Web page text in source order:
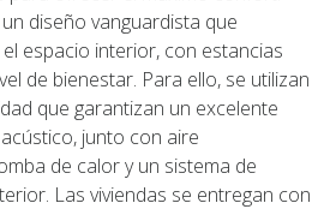
diseño vanguardista que
espacio interior, con estancias
de bienestar. Para ello, se utilizan
que garantizan un excelente
junto con aire
de calor y un sistema de
Las viviendas se entregan con